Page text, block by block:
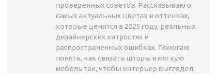
проверенных советов. Рассказываю о
самых актуальных цветах и оттенках,
которые ценятся в 2025 году, реальных
дизайнерских хитростях и
распространённых ошибках. Помогаю
понять, как связать шторы и мягкую
мебель так, чтобы интерьер выглядел